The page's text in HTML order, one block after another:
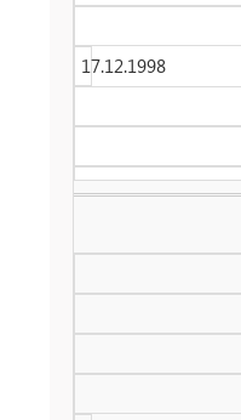
17.12.1998